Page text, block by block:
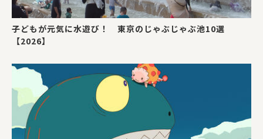
子どもが元気に水遊び！ 東京のじゃぶじゃぶ池10選
【2026】